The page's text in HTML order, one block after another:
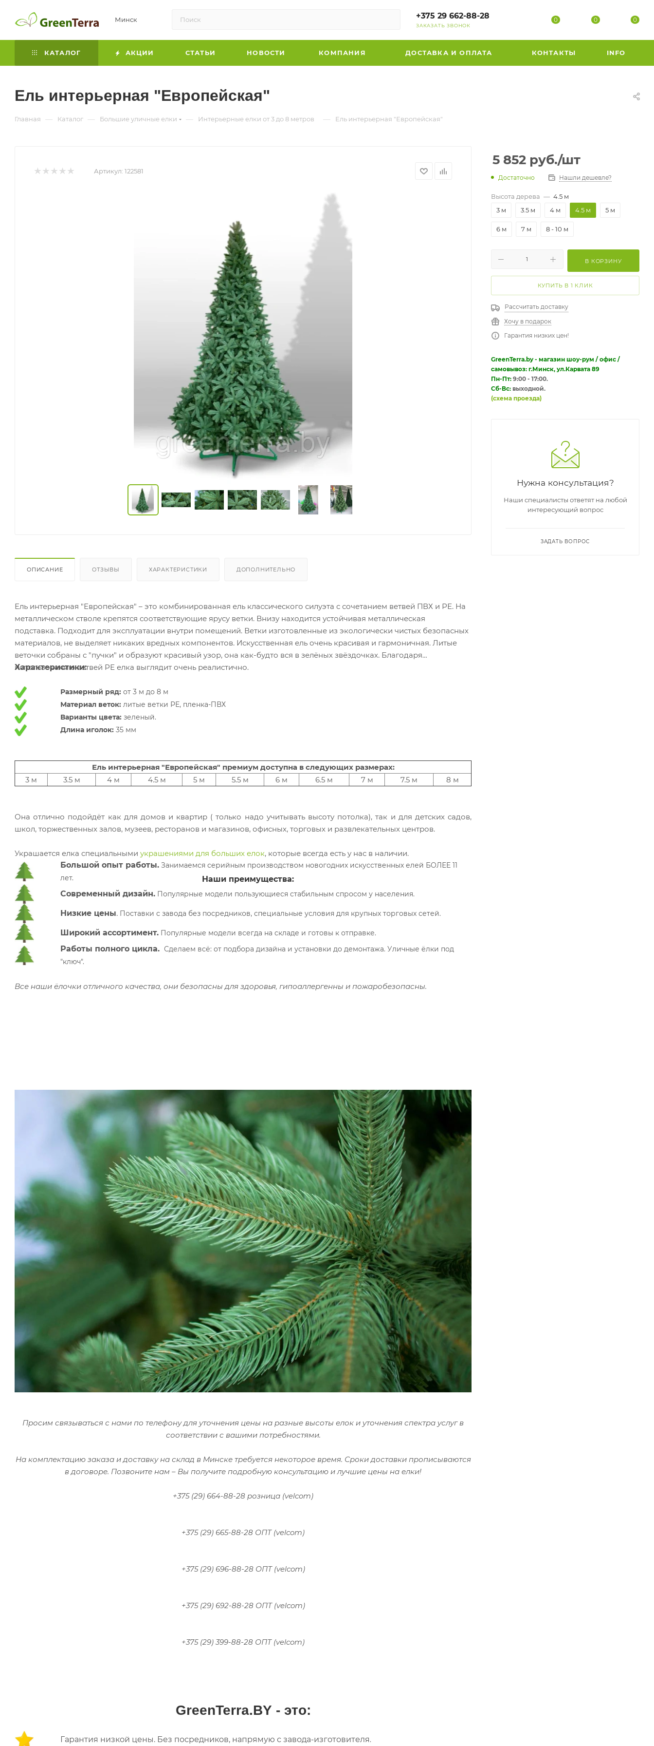
Минск +375 29 662-88-28
ЗАКАЗАТЬ ЗВОНОК
0 0 0
КАТАЛОГ АКЦИИ СТАТЬИ НОВОСТИ КОМПАНИЯ ДОСТАВКА И ОПЛАТА КОНТАКТЫ INFO
Ель интерьерная "Европейская"
Главная — Каталог — Большие уличные елки — Интерьерные елки от 3 до 8 метров — Ель интерьерная "Европейская"
Артикул: 122581
ОПИСАНИЕ ОТЗЫВЫ ХАРАКТЕРИСТИКИ ДОПОЛНИТЕЛЬНО
Ель интерьерная "Европейская" – это комбинированная ель классического силуэта с сочетанием ветвей ПВХ и РЕ. На
металлическом стволе крепятся соответствующие ярусу ветки. Внизу находится устойчивая металлическая
подставка. Подходит для эксплуатации внутри помещений. Ветки изготовленные из экологически чистых безопасных
материалов, не выделяет никаких вредных компонентов. Искусственная ель очень красивая и гармоничная. Литые
веточки собраны с "пучки" и образуют красивый узор, она как-будто вся в зелёных звёздочках. Благодаря
использованию ветвей РЕ елка выглядит очень реалистично.
Характеристики:
Размерный ряд: от 3 м до 8 м
Материал веток: литые ветки РЕ, пленка-ПВХ
Варианты цвета: зеленый.
Длина иголок: 35 мм
Ель интерьерная "Европейская" премиум доступна в следующих размерах:
3 м
3.5 м 4 м 4.5 м 5 м 5.5 м 6 м 6.5 м 7 м 7.5 м 8 м
Она отлично подойдёт как для домов и квартир ( только надо учитывать высоту потолка), так и для детских садов,
школ, торжественных залов, музеев, ресторанов и магазинов, офисных, торговых и развлекательных центров.
Украшается елка специальными украшениями для больших елок, которые всегда есть у нас в наличии.
Наши преимущества:
Большой опыт работы. Занимаемся серийным производством новогодних искусственных елей БОЛЕЕ 11
лет.
Современный дизайн. Популярные модели пользующиеся стабильным спросом у населения.
Низкие цены. Поставки с завода без посредников, специальные условия для крупных торговых сетей.
Широкий ассортимент. Популярные модели всегда на складе и готовы к отправке.
Работы полного цикла. Сделаем всё: от подбора дизайна и установки до демонтажа. Уличные ёлки под
"ключ".
Все наши ёлочки отличного качества, они безопасны для здоровья, гипоаллергенны и пожаробезопасны.
Просим связываться с нами по телефону для уточнения цены на разные высоты елок и уточнения спектра услуг в
соответствии с вашими потребностями.
На комплектацию заказа и доставку на склад в Минске требуется некоторое время. Сроки доставки прописываются
в договоре. Позвоните нам – Вы получите подробную консультацию и лучшие цены на елки!
+375 (29) 664-88-28 розница (velcom)
+375 (29) 665-88-28 ОПТ (velcom)
+375 (29) 696-88-28 ОПТ (velcom)
+375 (29) 692-88-28 ОПТ (velcom)
+375 (29) 399-88-28 ОПТ (velcom)
GreenTerra.BY - это:
Гарантия низкой цены. Без посредников, напрямую с завода-изготовителя.
5 852 руб./шт
Достаточно Нашли дешевле?
Высота дерева — 4.5 м
3 м
3.5 м 4 м 4.5 м 5 м
6 м 7 м 8 - 10 м
В КОРЗИНУ
КУПИТЬ В 1 КЛИК
Рассчитать доставку
Хочу в подарок
Гарантия низких цен!
GreenTerra.by - магазин шоу-рум / офис /
самовывоз: г.Минск, ул.Карвата 89
Пн-Пт: 9:00 - 17:00.
Сб-Вс: выходной.
(схема проезда)
Нужна консультация?
Наши специалисты ответят на любой
интересующий вопрос
ЗАДАТЬ ВОПРОС